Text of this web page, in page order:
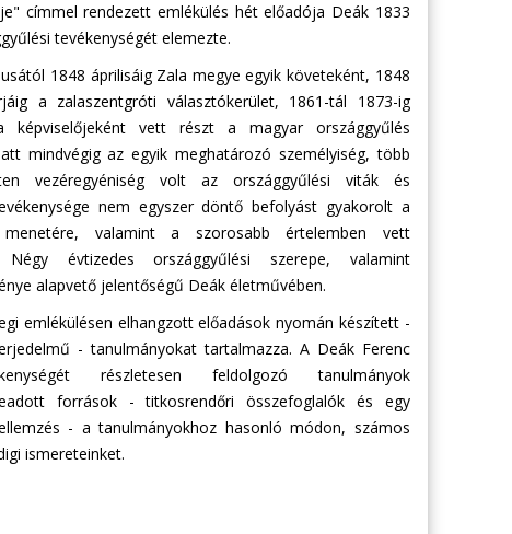
címmel rendezett emlékülés hét előadója Deák 1833
tevékenységét elemezte.
1848 áprilisáig Zala megye egyik követeként, 1848
a zalaszentgróti választókerület, 1861-tál 1873-ig
képviselőjeként vett részt a magyar országgyűlés
mindvégig az egyik meghatározó személyiség, több
vezéregyéniség volt az országgyűlési viták és
nem egyszer döntő befolyást gyakorolt a
menetére, valamint a szorosabb értelemben vett
évtizedes országgyűlési szerepe, valamint
alapvető jelentőségű Deák életművében.
emlékülésen elhangzott előadások nyomán készített -
- tanulmányokat tartalmazza. A Deák Ferenc
részletesen feldolgozó tanulmányok
források - titkosrendőri összefoglalók és egy
- a tanulmányokhoz hasonló módon, számos
ismereteinket.